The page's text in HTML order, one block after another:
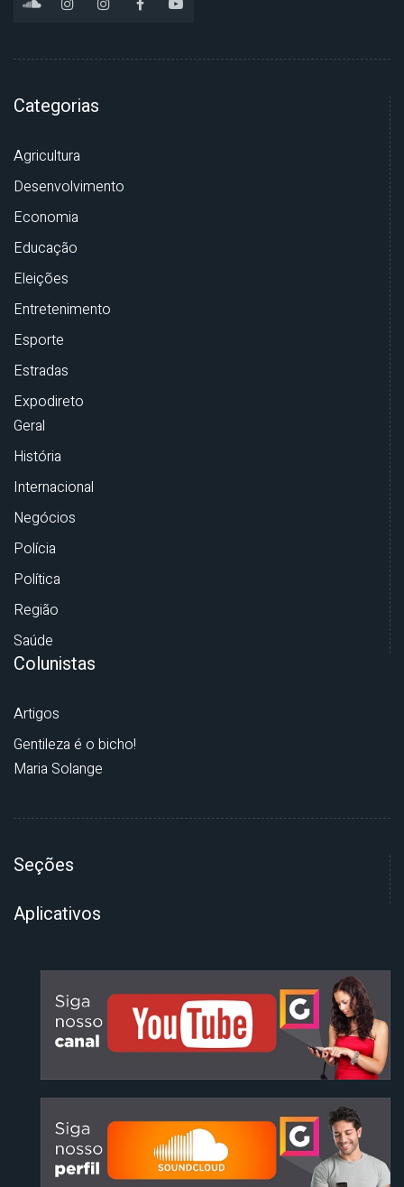
Categorias
Agricultura
Desenvolvimento
Economia
Educação
Eleições
Entretenimento
Esporte
Estradas
Expodireto
Geral
História
Internacional
Negócios
Polícia
Política
Região
Saúde
Colunistas
Artigos
Gentileza é o bicho!
Maria Solange
Seções
Aplicativos